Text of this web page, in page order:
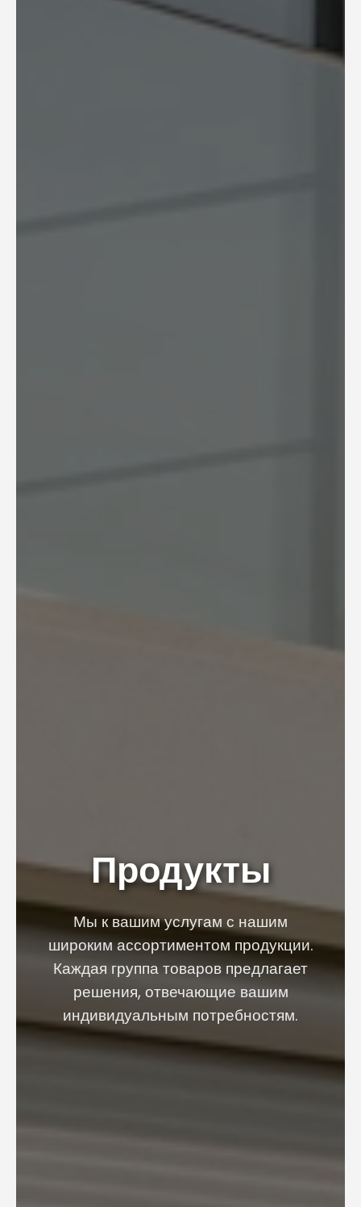
Продукты
Мы к вашим услугам с нашим
широким ассортиментом продукции.
Каждая группа товаров предлагает
решения, отвечающие вашим
индивидуальным потребностям.